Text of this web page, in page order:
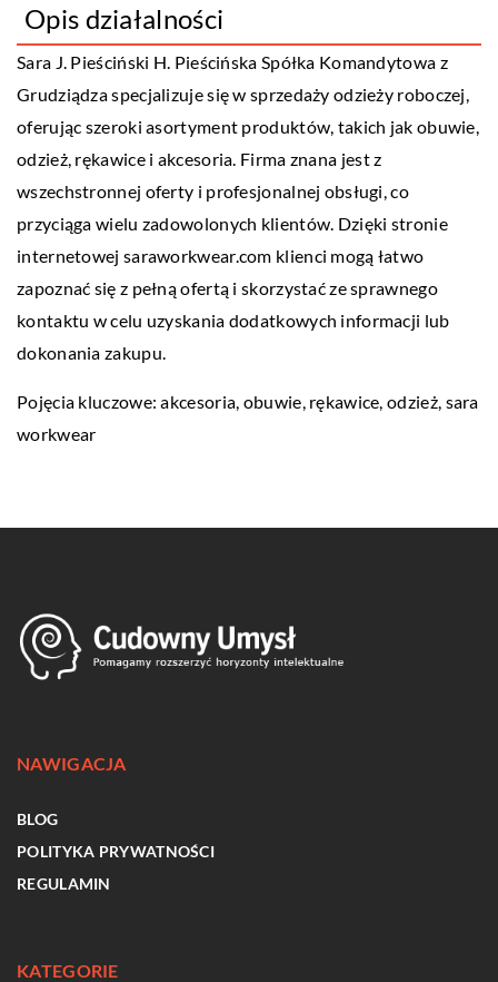
Opis działalności
Sara J. Pieściński H. Pieścińska Spółka Komandytowa z
Grudziądza specjalizuje się w sprzedaży odzieży roboczej,
oferując szeroki asortyment produktów, takich jak obuwie,
odzież, rękawice i akcesoria. Firma znana jest z
wszechstronnej oferty i profesjonalnej obsługi, co
przyciąga wielu zadowolonych klientów. Dzięki stronie
internetowej saraworkwear.com klienci mogą łatwo
zapoznać się z pełną ofertą i skorzystać ze sprawnego
kontaktu w celu uzyskania dodatkowych informacji lub
dokonania zakupu.
Pojęcia kluczowe: akcesoria, obuwie, rękawice, odzież, sara
workwear
NAWIGACJA
BLOG
POLITYKA PRYWATNOŚCI
REGULAMIN
KATEGORIE